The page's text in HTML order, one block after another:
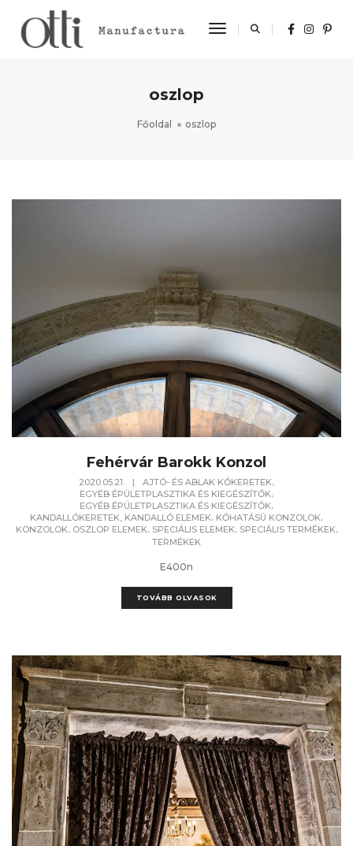
Toggle Navigation
oszlop
Főoldal oszlop
Fehérvár Barokk Konzol
2020.05.21. | AJTÓ- ÉS ABLAK KŐKERETEK,
EGYÉB ÉPÜLETPLASZTIKA ÉS KIEGÉSZÍTŐK,
EGYÉB ÉPÜLETPLASZTIKA ÉS KIEGÉSZÍTŐK,
KANDALLÓKERETEK, KANDALLÓ ELEMEK, KŐHATÁSÚ KONZOLOK,
KONZOLOK, OSZLOP ELEMEK, SPECIÁLIS ELEMEK, SPECIÁLIS TERMÉKEK,
TERMÉKEK
E400n
TOVÁBB OLVASOK